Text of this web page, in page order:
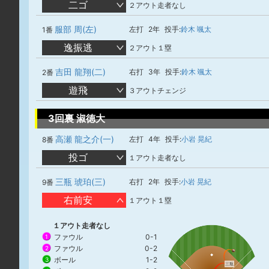
二ゴ ２アウト走者なし
1番 服部 周(左) 左打 2年 投手:鈴木 颯太
逸振逃 ２アウト１塁
2番 吉田 龍翔(二) 右打 3年 投手:鈴木 颯太
遊飛 ３アウトチェンジ
3回裏 淑徳大
8番 高瀬 龍之介(一) 左打 4年 投手:小岩 晃紀
投ゴ １アウト走者なし
9番 三瓶 琥珀(三) 右打 2年 投手:小岩 晃紀
右前安 １アウト１塁
１アウト走者なし
1 ファウル 0-1
2 ファウル 0-2
3 ボール 1-2 三瓶